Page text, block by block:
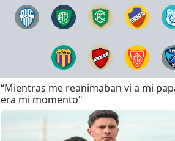
“Mientras me reanimaban vi a mi
era mi momento"